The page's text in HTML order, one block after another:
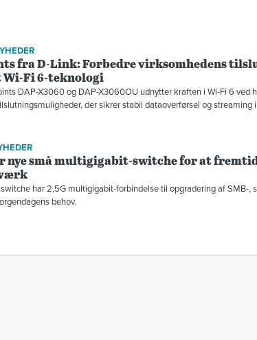
fra D-Link: Forbedre virksomhedens
Wi-Fi 6-teknologi
DAP-X3060 og DAP-X3060OU udnytter kraften i Wi-Fi 6 ved
der sikrer stabil dataoverførsel og streaming
nye små multigigabit-switche for at
har 2,5G multigigabit-forbindelse til opgradering af SMB-,
behov.